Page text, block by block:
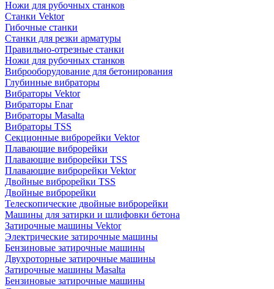
Ножи для рубочных станков
Станки Vektor
Гибочные станки
Станки для резки арматуры
Правильно-отрезные станки
Ножи для рубочных станков
Виброоборудование для бетонирования
Глубинные вибраторы
Вибраторы Vektor
Вибраторы Enar
Вибраторы Masalta
Вибраторы TSS
Секционные виброрейки Vektor
Плавающие виброрейки
Плавающие виброрейки TSS
Плавающие виброрейки Vektor
Двойные виброрейки TSS
Двойные виброрейки
Телескопические двойные виброрейки
Машины для затирки и шлифовки бетона
Затирочные машины Vektor
Электрические затирочные машины
Бензиновые затирочные машины
Двухроторные затирочные машины
Затирочные машины Masalta
Бензиновые затирочные машины